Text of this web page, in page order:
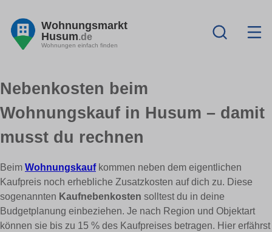
Wohnungsmarkt
Husum.de
Wohnungen einfach finden
Nebenkosten beim
Wohnungskauf in Husum – damit
musst du rechnen
Beim Wohnungskaufkommen neben dem eigentlichen
Kaufpreis noch erhebliche Zusatzkosten auf dich zu. Diese
sogenannten Kaufnebenkosten solltest du in deine
Budgetplanung einbeziehen. Je nach Region und Objektart
können sie bis zu 15 % des Kaufpreises betragen. Hier erfährst